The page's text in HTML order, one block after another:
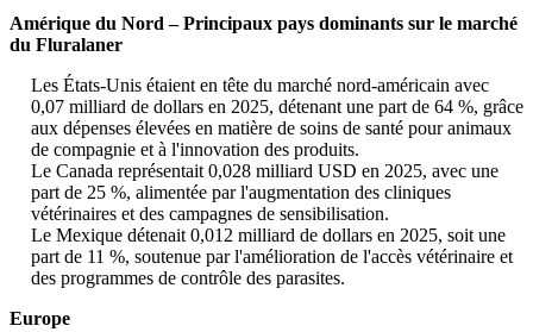
Amérique du Nord – Principaux pays dominants sur le marché
du Fluralaner
Les États-Unis étaient en tête du marché nord-américain avec
0,07 milliard de dollars en 2025, détenant une part de 64 %, grâce
aux dépenses élevées en matière de soins de santé pour animaux
de compagnie et à l'innovation des produits.
Le Canada représentait 0,028 milliard USD en 2025, avec une
part de 25 %, alimentée par l'augmentation des cliniques
vétérinaires et des campagnes de sensibilisation.
Le Mexique détenait 0,012 milliard de dollars en 2025, soit une
part de 11 %, soutenue par l'amélioration de l'accès vétérinaire et
des programmes de contrôle des parasites.
Europe